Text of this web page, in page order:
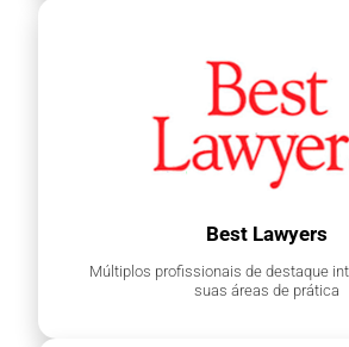
Best Lawyers
Múltiplos profissionais de destaque
suas áreas de prática